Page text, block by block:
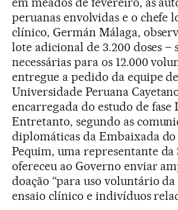
peruanas envolvidas e o chefe
clínico, Germán Málaga,
lote adicional de 3.200 doses –
necessárias para os 12.000
entregue a pedido da equipe
Universidade Peruana
encarregada do estudo de fase
Entretanto, segundo as
diplomáticas da Embaixada do
Pequim, uma representante
ofereceu ao Governo enviar
doação “para uso voluntário
ensaio clínico e indivíduos